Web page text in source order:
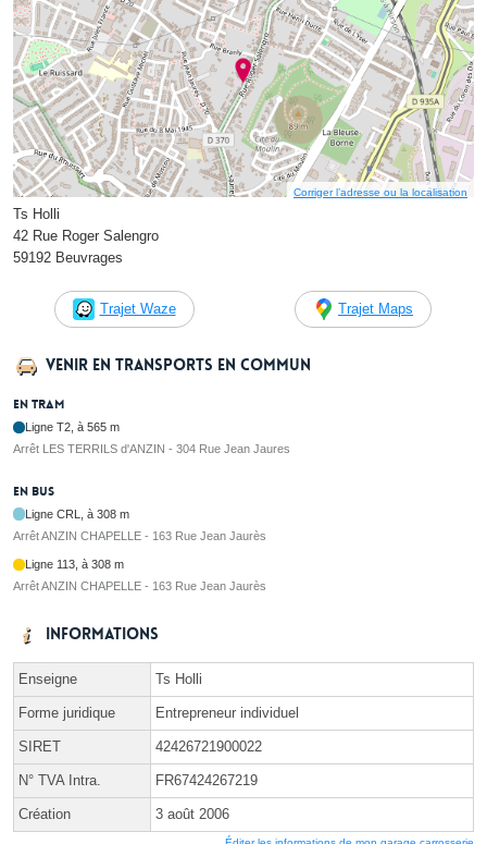
Corriger l’adresse ou la localisation
Ts Holli
42 Rue Roger Salengro
59192 Beuvrages
Trajet Waze Trajet Maps
Venir en transports en commun
En tram
Ligne T2, à 565 m
Arrêt LES TERRILS d'ANZIN - 304 Rue Jean Jaures
En bus
Ligne CRL, à 308 m
Arrêt ANZIN CHAPELLE - 163 Rue Jean Jaurès
Ligne 113, à 308 m
Arrêt ANZIN CHAPELLE - 163 Rue Jean Jaurès
Informations
Enseigne Ts Holli
Forme juridique Entrepreneur individuel
SIRET 42426721900022
N° TVA Intra. FR67424267219
Création 3 août 2006